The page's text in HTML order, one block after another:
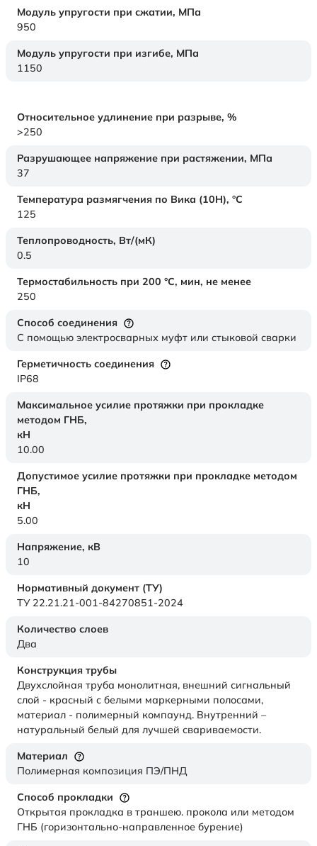
Модуль упругости при сжатии, МПа
950
Модуль упругости при изгибе, МПа
1150
Относительное удлинение при разрыве, %
>250
Разрушающее напряжение при растяжении, МПа
37
Температура размягчения по Вика (10Н), °C
125
Теплопроводность, Вт/(мК)
0.5
Термостабильность при 200 °С, мин, не менее
250
Способ соединения
С помощью электросварных муфт или стыковой сварки
Герметичность соединения
IP68
Максимальное усилие протяжки при прокладке
методом ГНБ,
кН
10.00
Допустимое усилие протяжки при прокладке методом
ГНБ,
кН
5.00
Напряжение, кВ
10
Нормативный документ (ТУ)
ТУ 22.21.21-001-84270851-2024
Количество слоев
Два
Конструкция трубы
Двухслойная труба монолитная, внешний сигнальный
слой - красный с белыми маркерными полосами,
материал - полимерный компаунд. Внутренний –
натуральный белый для лучшей свариваемости.
Материал
Полимерная композиция ПЭ/ПНД
Способ прокладки
Открытая прокладка в траншею. прокола или методом
ГНБ (горизонтально-направленное бурение)